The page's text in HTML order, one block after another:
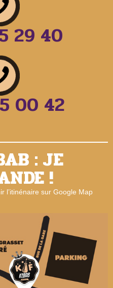
29 40
00 42
: JE
!
l’itinénaire sur Google Map